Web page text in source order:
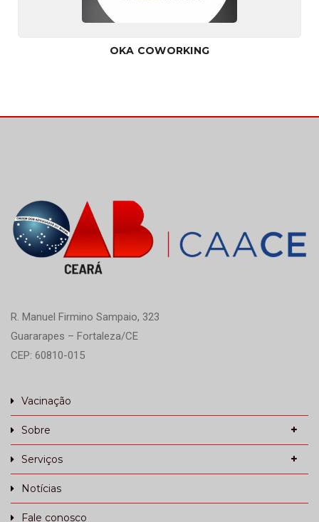
OKA COWORKING
R. Manuel Firmino Sampaio, 323
Guararapes – Fortaleza/CE
CEP: 60810-015
Vacinação
Sobre
Serviços
Notícias
Fale conosco